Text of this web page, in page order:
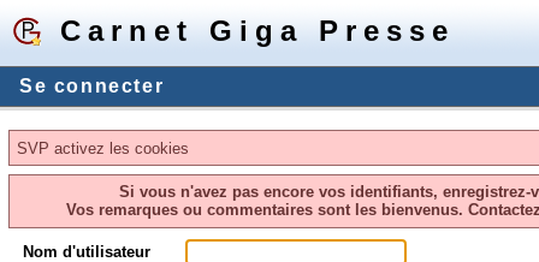
Carnet Giga Presse
Se connecter
SVP activez les cookies
Si vous n'avez pas encore vos identifiants,
Vos remarques ou commentaires sont les bienvenus.
Nom d'utilisateur